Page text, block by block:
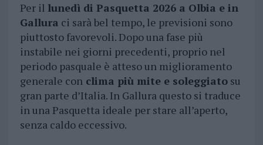
Per il lunedì di Pasquetta 2026 a Olbia e in
Gallura ci sarà bel tempo, le previsioni sono
piuttosto favorevoli. Dopo una fase più
instabile nei giorni precedenti, proprio nel
periodo pasquale è atteso un miglioramento
generale conclima più mite e soleggiatosu
gran parte d’Italia. In Gallura questo si traduce
in una Pasquetta ideale per stare all’aperto,
senza caldo eccessivo.